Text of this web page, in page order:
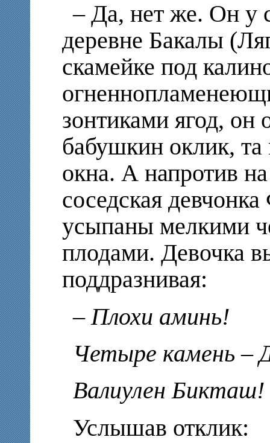
– Да, нет же. Он у
деревне Бакалы
скамейке под
зонтиками ягод, он
бабушкин оклик,
окна. А напротив
соседская
усыпаны мелкими
плодами. Девочка
поддразнивая:
– Плохи аминь!
Четыре камень –
Валиулен Бикташ!
Услышав отклик: